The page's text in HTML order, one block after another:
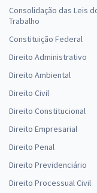
Consolidação das Leis
Trabalho
Constituição Federal
Direito Administrativo
Direito Ambiental
Direito Civil
Direito Constitucional
Direito Empresarial
Direito Penal
Direito Previdenciário
Direito Processual Civil